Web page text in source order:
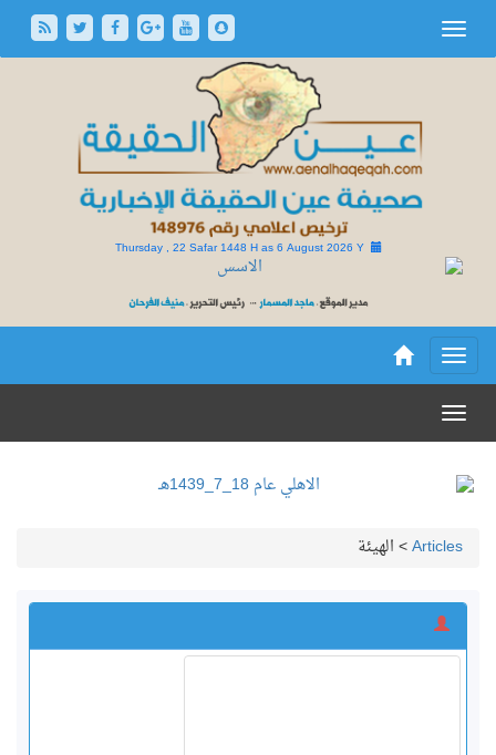
Thursday , 22 Safar 1448 H as6 August 2026 Y
Articles
>الهيئة